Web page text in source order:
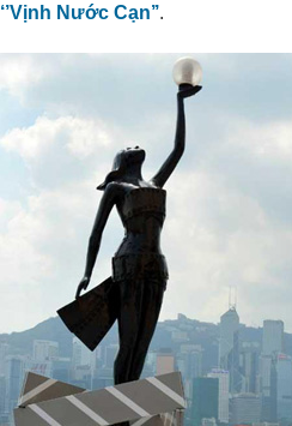
‘’Vịnh Nước Cạn’’.